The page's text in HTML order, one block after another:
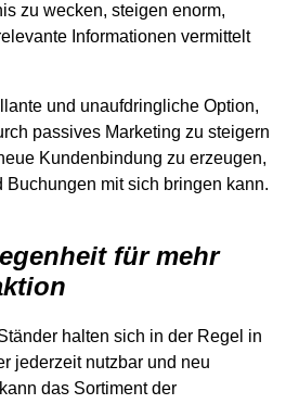
zu wecken, steigen enorm,
Informationen vermittelt
und unaufdringliche Option,
passives Marketing zu steigern
Kundenbindung zu erzeugen,
Buchungen mit sich bringen kann.
für mehr
halten sich in der Regel in
jederzeit nutzbar und neu
das Sortiment der